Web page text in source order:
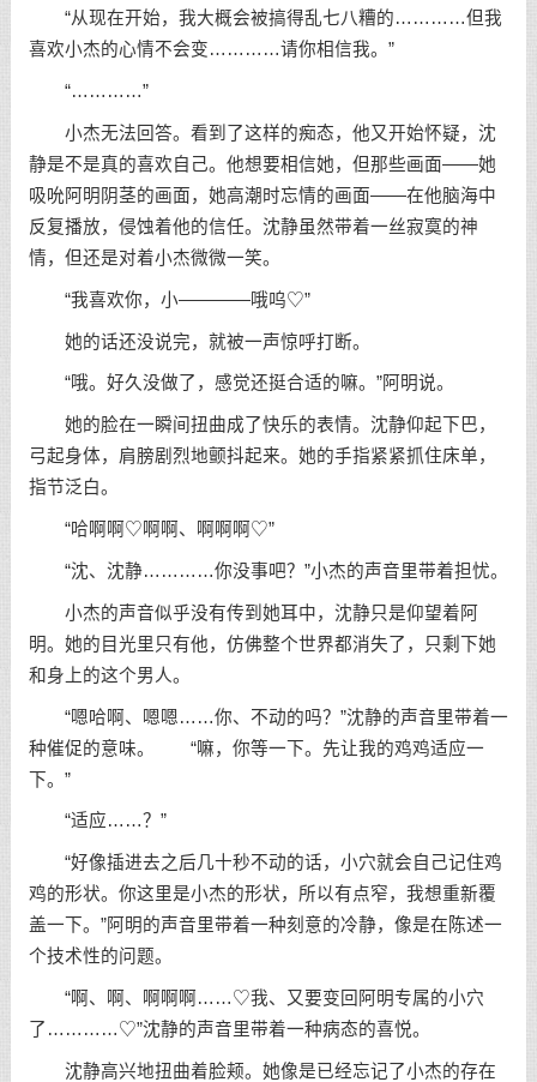
“从现在开始，我大概会被搞得乱七八糟的…………但我
喜欢小杰的心情不会变…………请你相信我。”
“…………”
小杰无法回答。看到了这样的痴态，他又开始怀疑，沈
静是不是真的喜欢自己。他想要相信她，但那些画面——她
吸吮阿明阴茎的画面，她高潮时忘情的画面——在他脑海中
反复播放，侵蚀着他的信任。沈静虽然带着一丝寂寞的神
情，但还是对着小杰微微一笑。
“我喜欢你，小————哦呜♡”
她的话还没说完，就被一声惊呼打断。
“哦。好久没做了，感觉还挺合适的嘛。”阿明说。
她的脸在一瞬间扭曲成了快乐的表情。沈静仰起下巴，
弓起身体，肩膀剧烈地颤抖起来。她的手指紧紧抓住床单，
指节泛白。
“哈啊啊♡啊啊、啊啊啊♡”
“沈、沈静…………你没事吧？”小杰的声音里带着担忧。
小杰的声音似乎没有传到她耳中，沈静只是仰望着阿
明。她的目光里只有他，仿佛整个世界都消失了，只剩下她
和身上的这个男人。
“嗯哈啊、嗯嗯……你、不动的吗？”沈静的声音里带着一
种催促的意味。 “嘛，你等一下。先让我的鸡鸡适应一
下。”
“适应……？”
“好像插进去之后几十秒不动的话，小穴就会自己记住鸡
鸡的形状。你这里是小杰的形状，所以有点窄，我想重新覆
盖一下。”阿明的声音里带着一种刻意的冷静，像是在陈述一
个技术性的问题。
“啊、啊、啊啊啊……♡我、又要变回阿明专属的小穴
了…………♡”沈静的声音里带着一种病态的喜悦。
沈静高兴地扭曲着脸颊。她像是已经忘记了小杰的存在